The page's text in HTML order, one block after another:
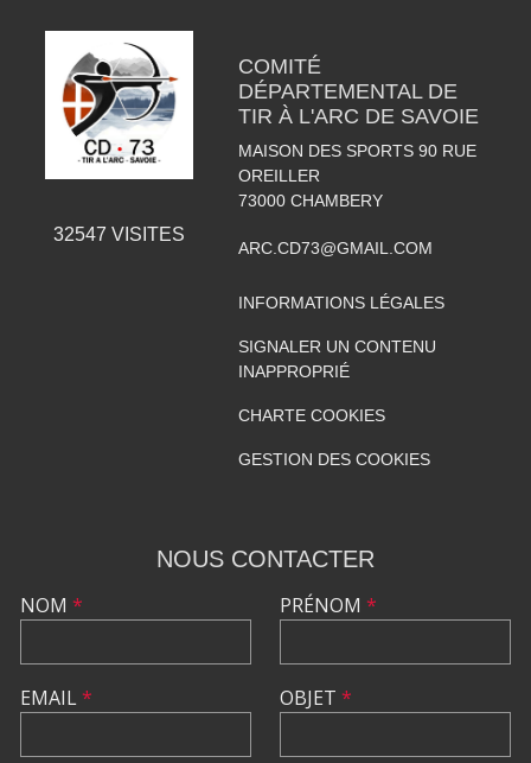
32547 VISITES
COMITÉ
DÉPARTEMENTAL DE
TIR À L'ARC DE SAVOIE
MAISON DES SPORTS 90 RUE
OREILLER
73000 CHAMBERY
ARC.CD73@GMAIL.COM
INFORMATIONS LÉGALES
SIGNALER UN CONTENU
INAPPROPRIÉ
CHARTE COOKIES
GESTION DES COOKIES
NOUS CONTACTER
NOM *
EMAIL*
PRÉNOM *
OBJET *